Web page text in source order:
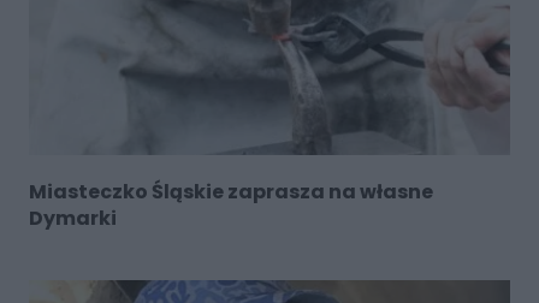
Miasteczko Śląskie zaprasza na własne
Dymarki